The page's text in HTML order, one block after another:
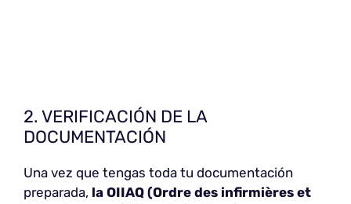
2. VERIFICACIÓN DE LA
DOCUMENTACIÓN
Una vez que tengas toda tu documentación
preparada, la OIIAQ (Ordre des infirmières et